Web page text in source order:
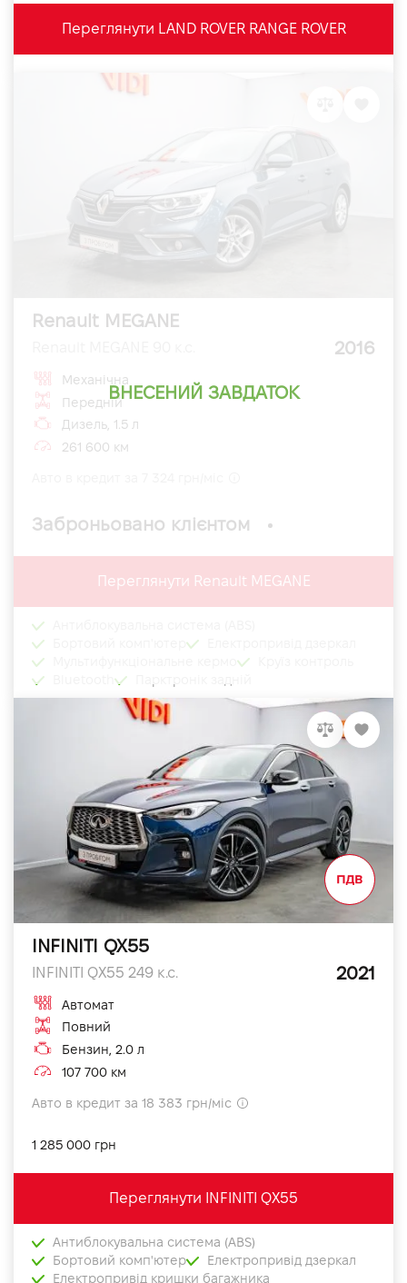
Переглянути LAND ROVER RANGE ROVER
ВНЕСЕНИЙ ЗАВДАТОК
Renault MEGANE
2016
Механічна
Передній
Дизель, 1.5 л
261 600 км
Заброньовано клієнтом
Переглянути Renault MEGANE
INFINITI QX55
INFINITI QX55 249 к.с. 2021
Автомат
Повний
Бензин, 2.0 л
107 700 км
Авто в кредит за 18 383 грн/міс
1 285 000 грн
Переглянути INFINITI QX55
Антиблокувальна система (ABS)
Бортовий комп'ютер
Електропривід дзеркал
Електропривід кришки багажника